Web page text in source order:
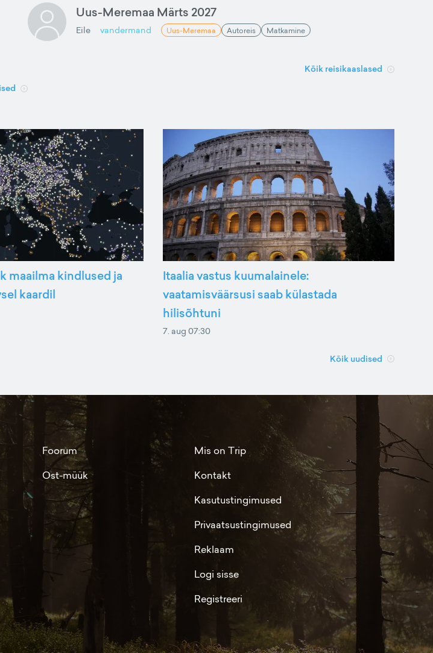
Uus-Meremaa Märts 2027
Eile vandermand Uus-Meremaa Autoreis Matkamine
Kõik reisikaaslased
maailma kindlused ja
kaardil
Itaalia vastus kuumalainele:
vaatamisväärsusi saab külastada
hilisõhtuni
7. aug 07:30
Kõik uudised
Foorum
Ost-müük
Mis on Trip
Kontakt
Kasutustingimused
Privaatsustingimused
Reklaam
Logi sisse
Registreeri